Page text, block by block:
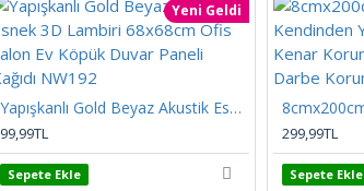
Yeni Geldi
Yapışkanlı Gold Beyaz Akustik Esnek 3D Lambiri 68x68cm Ofis Salon Ev Köpük Duvar Paneli Kağıdı NW192
99,99TL
Sepete Ekle
299,99TL
Sepete Ekle